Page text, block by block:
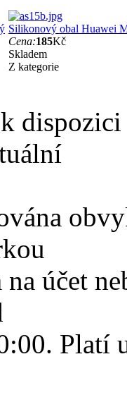
Silikonový obal Huawei
Cena:185Kč
Skladem
Z kategorie
účet
Platí